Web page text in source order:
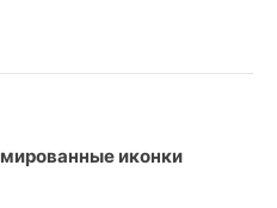
иконки